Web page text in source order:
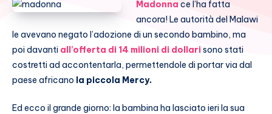
Madonna ce l’ha fatta
ancora! Le autorità del Malawi
le avevano negato l’adozione di un secondo bambino, ma
poi davanti all’offerta di 14 milioni di dollarisono stati
costretti ad accontentarla, permettendole di portar via dal
paese africano la piccola Mercy.
Ed ecco il grande giorno: la bambina ha lasciato ieri la sua